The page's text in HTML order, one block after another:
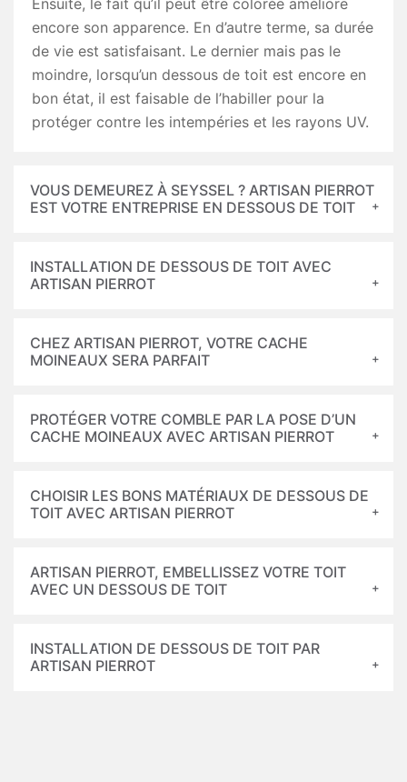
Ensuite, le fait qu’il peut être colorée améliore
encore son apparence. En d’autre terme, sa durée
de vie est satisfaisant. Le dernier mais pas le
moindre, lorsqu’un dessous de toit est encore en
bon état, il est faisable de l’habiller pour la
protéger contre les intempéries et les rayons UV.
VOUS DEMEUREZ À SEYSSEL ? ARTISAN PIERROT
EST VOTRE ENTREPRISE EN DESSOUS DE TOIT
INSTALLATION DE DESSOUS DE TOIT AVEC
ARTISAN PIERROT
CHEZ ARTISAN PIERROT, VOTRE CACHE
MOINEAUX SERA PARFAIT
PROTÉGER VOTRE COMBLE PAR LA POSE D’UN
CACHE MOINEAUX AVEC ARTISAN PIERROT
CHOISIR LES BONS MATÉRIAUX DE DESSOUS DE
TOIT AVEC ARTISAN PIERROT
ARTISAN PIERROT, EMBELLISSEZ VOTRE TOIT
AVEC UN DESSOUS DE TOIT
INSTALLATION DE DESSOUS DE TOIT PAR
ARTISAN PIERROT